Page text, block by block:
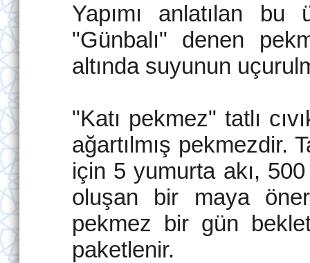
Yapımı anlatılan
"Günbalı" denen
altında suyunun
"Katı pekmez" tatlı
ağartılmış pekmezdir.
için 5 yumurta akı,
oluşan bir maya
pekmez bir gün
paketlenir.